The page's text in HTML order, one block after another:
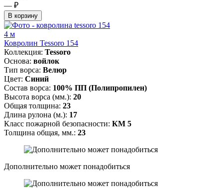
— ₽
В корзину
4 м
Ковролин Tessoro 154
Коллекция: Tessoro
Основа: войлок
Тип ворса: Велюр
Цвет: Синий
Состав ворса: 100% ПП (Полипропилен)
Высота ворса (мм.): 20
Общая толщина: 23
Длина рулона (м.): 17
Класс пожарной безопасности: КМ 5
Толщина общая, мм.: 23
Дополнительно может понадобиться